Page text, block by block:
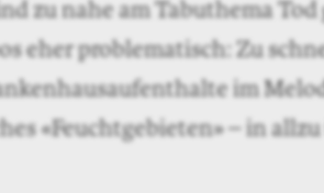
zu nahe am Tabuthema
eher problematisch: Zu
im
«Feuchtgebieten» – in